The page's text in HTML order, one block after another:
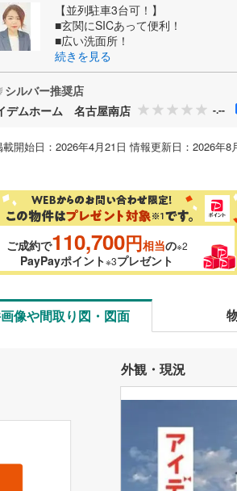
【並列駐車3台可！】
■玄関にSICあって便利！
■広い洗面所！
続きを見る
シルバー推奨店
デムホーム 名古屋南店
-.--
開始日：2026年4月21日 情報更新日：2026年
ご成約で110,700円相当の※2
PayPayポイント※3プレゼント
像や間取り図・図面
外観・現況